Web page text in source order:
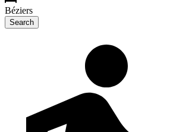
Béziers
Search